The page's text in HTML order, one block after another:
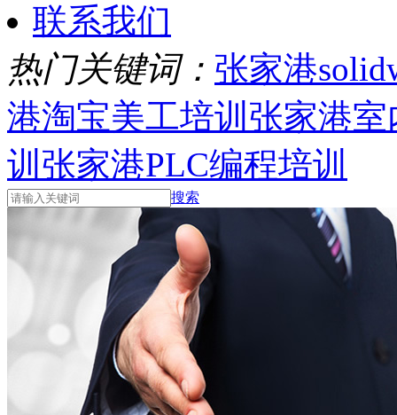
联系我们
热门关键词： 张家港
港淘宝美工培训 张家港
训 张家港PLC编程培训
搜索